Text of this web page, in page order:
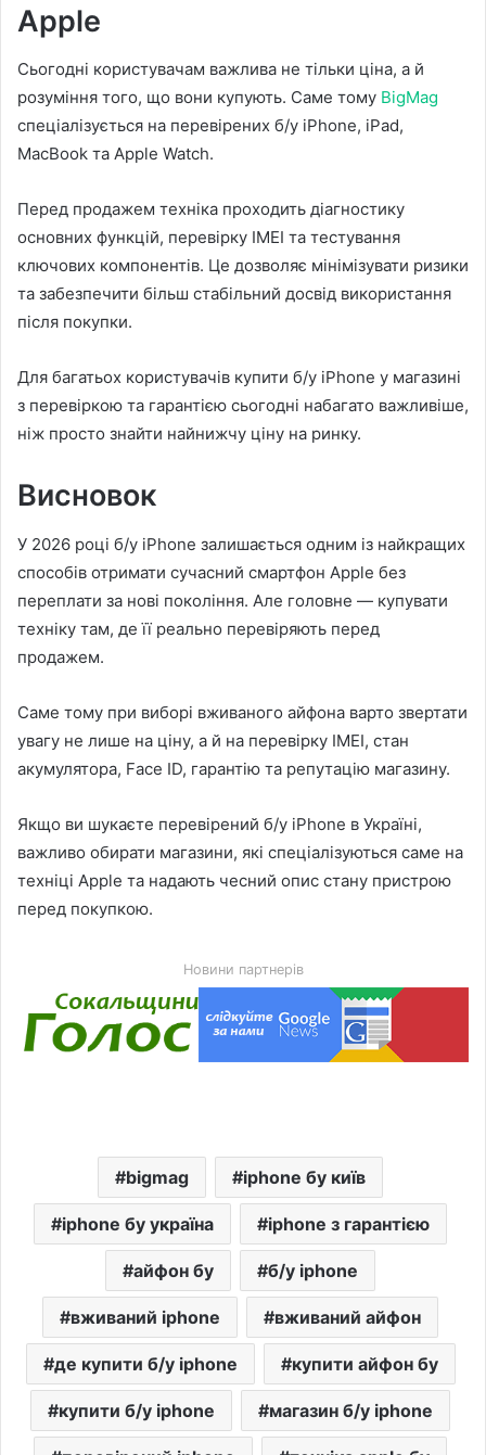
Apple
Сьогодні користувачам важлива не тільки ціна, а й
розуміння того, що вони купують. Саме тому BigMag
спеціалізується на перевірених б/у iPhone, iPad,
MacBook та Apple Watch.
Перед продажем техніка проходить діагностику
основних функцій, перевірку IMEI та тестування
ключових компонентів. Це дозволяє мінімізувати ризики
та забезпечити більш стабільний досвід використання
після покупки.
Для багатьох користувачів купити б/у iPhone у магазині
з перевіркою та гарантією сьогодні набагато важливіше,
ніж просто знайти найнижчу ціну на ринку.
Висновок
У 2026 році б/у iPhone залишається одним із найкращих
способів отримати сучасний смартфон Apple без
переплати за нові покоління. Але головне — купувати
техніку там, де її реально перевіряють перед
продажем.
Саме тому при виборі вживаного айфона варто звертати
увагу не лише на ціну, а й на перевірку IMEI, стан
акумулятора, Face ID, гарантію та репутацію магазину.
Якщо ви шукаєте перевірений б/у iPhone в Україні,
важливо обирати магазини, які спеціалізуються саме на
техніці Apple та надають чесний опис стану пристрою
перед покупкою.
Новини партнерів
bigmag iphone бу київ
iphone бу україна iphone з гарантією
айфон бу б/у iphone
вживаний iphone вживаний айфон
де купити б/у iphone купити айфон бу
купити б/у iphone магазин б/у iphone